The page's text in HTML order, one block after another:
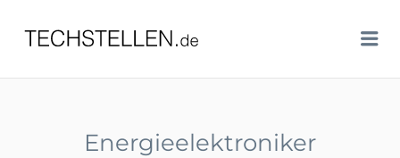
TECHSTELLEN.DE
Energieelektroniker